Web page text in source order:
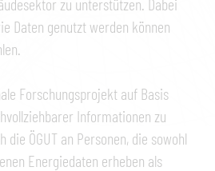
zu unterstützen. Dabei
Daten genutzt werden können
Forschungsprojekt auf Basis
Informationen zu
ÖGUT an Personen, die sowohl
Energiedaten erheben als